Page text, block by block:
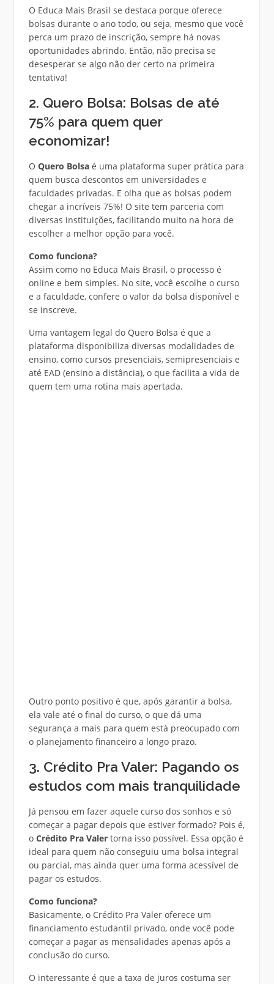
O Educa Mais Brasil se destaca porque oferece
bolsas durante o ano todo, ou seja, mesmo que você
perca um prazo de inscrição, sempre há novas
oportunidades abrindo. Então, não precisa se
desesperar se algo não der certo na primeira
tentativa!
2. Quero Bolsa: Bolsas de até
75% para quem quer
economizar!
O Quero Bolsaé uma plataforma super prática para
quem busca descontos em universidades e
faculdades privadas. E olha que as bolsas podem
chegar a incríveis 75%! O site tem parceria com
diversas instituições, facilitando muito na hora de
escolher a melhor opção para você.
Como funciona?
Assim como no Educa Mais Brasil, o processo é
online e bem simples. No site, você escolhe o curso
e a faculdade, confere o valor da bolsa disponível e
se inscreve.
Uma vantagem legal do Quero Bolsa é que a
plataforma disponibiliza diversas modalidades de
ensino, como cursos presenciais, semipresenciais e
até EAD (ensino a distância), o que facilita a vida de
quem tem uma rotina mais apertada.
Outro ponto positivo é que, após garantir a bolsa,
ela vale até o final do curso, o que dá uma
segurança a mais para quem está preocupado com
o planejamento financeiro a longo prazo.
3. Crédito Pra Valer: Pagando os
estudos com mais tranquilidade
Já pensou em fazer aquele curso dos sonhos e só
começar a pagar depois que estiver formado? Pois é,
o Crédito Pra Valertorna isso possível. Essa opção é
ideal para quem não conseguiu uma bolsa integral
ou parcial, mas ainda quer uma forma acessível de
pagar os estudos.
Como funciona?
Basicamente, o Crédito Pra Valer oferece um
financiamento estudantil privado, onde você pode
começar a pagar as mensalidades apenas após a
conclusão do curso.
O interessante é que a taxa de juros costuma ser